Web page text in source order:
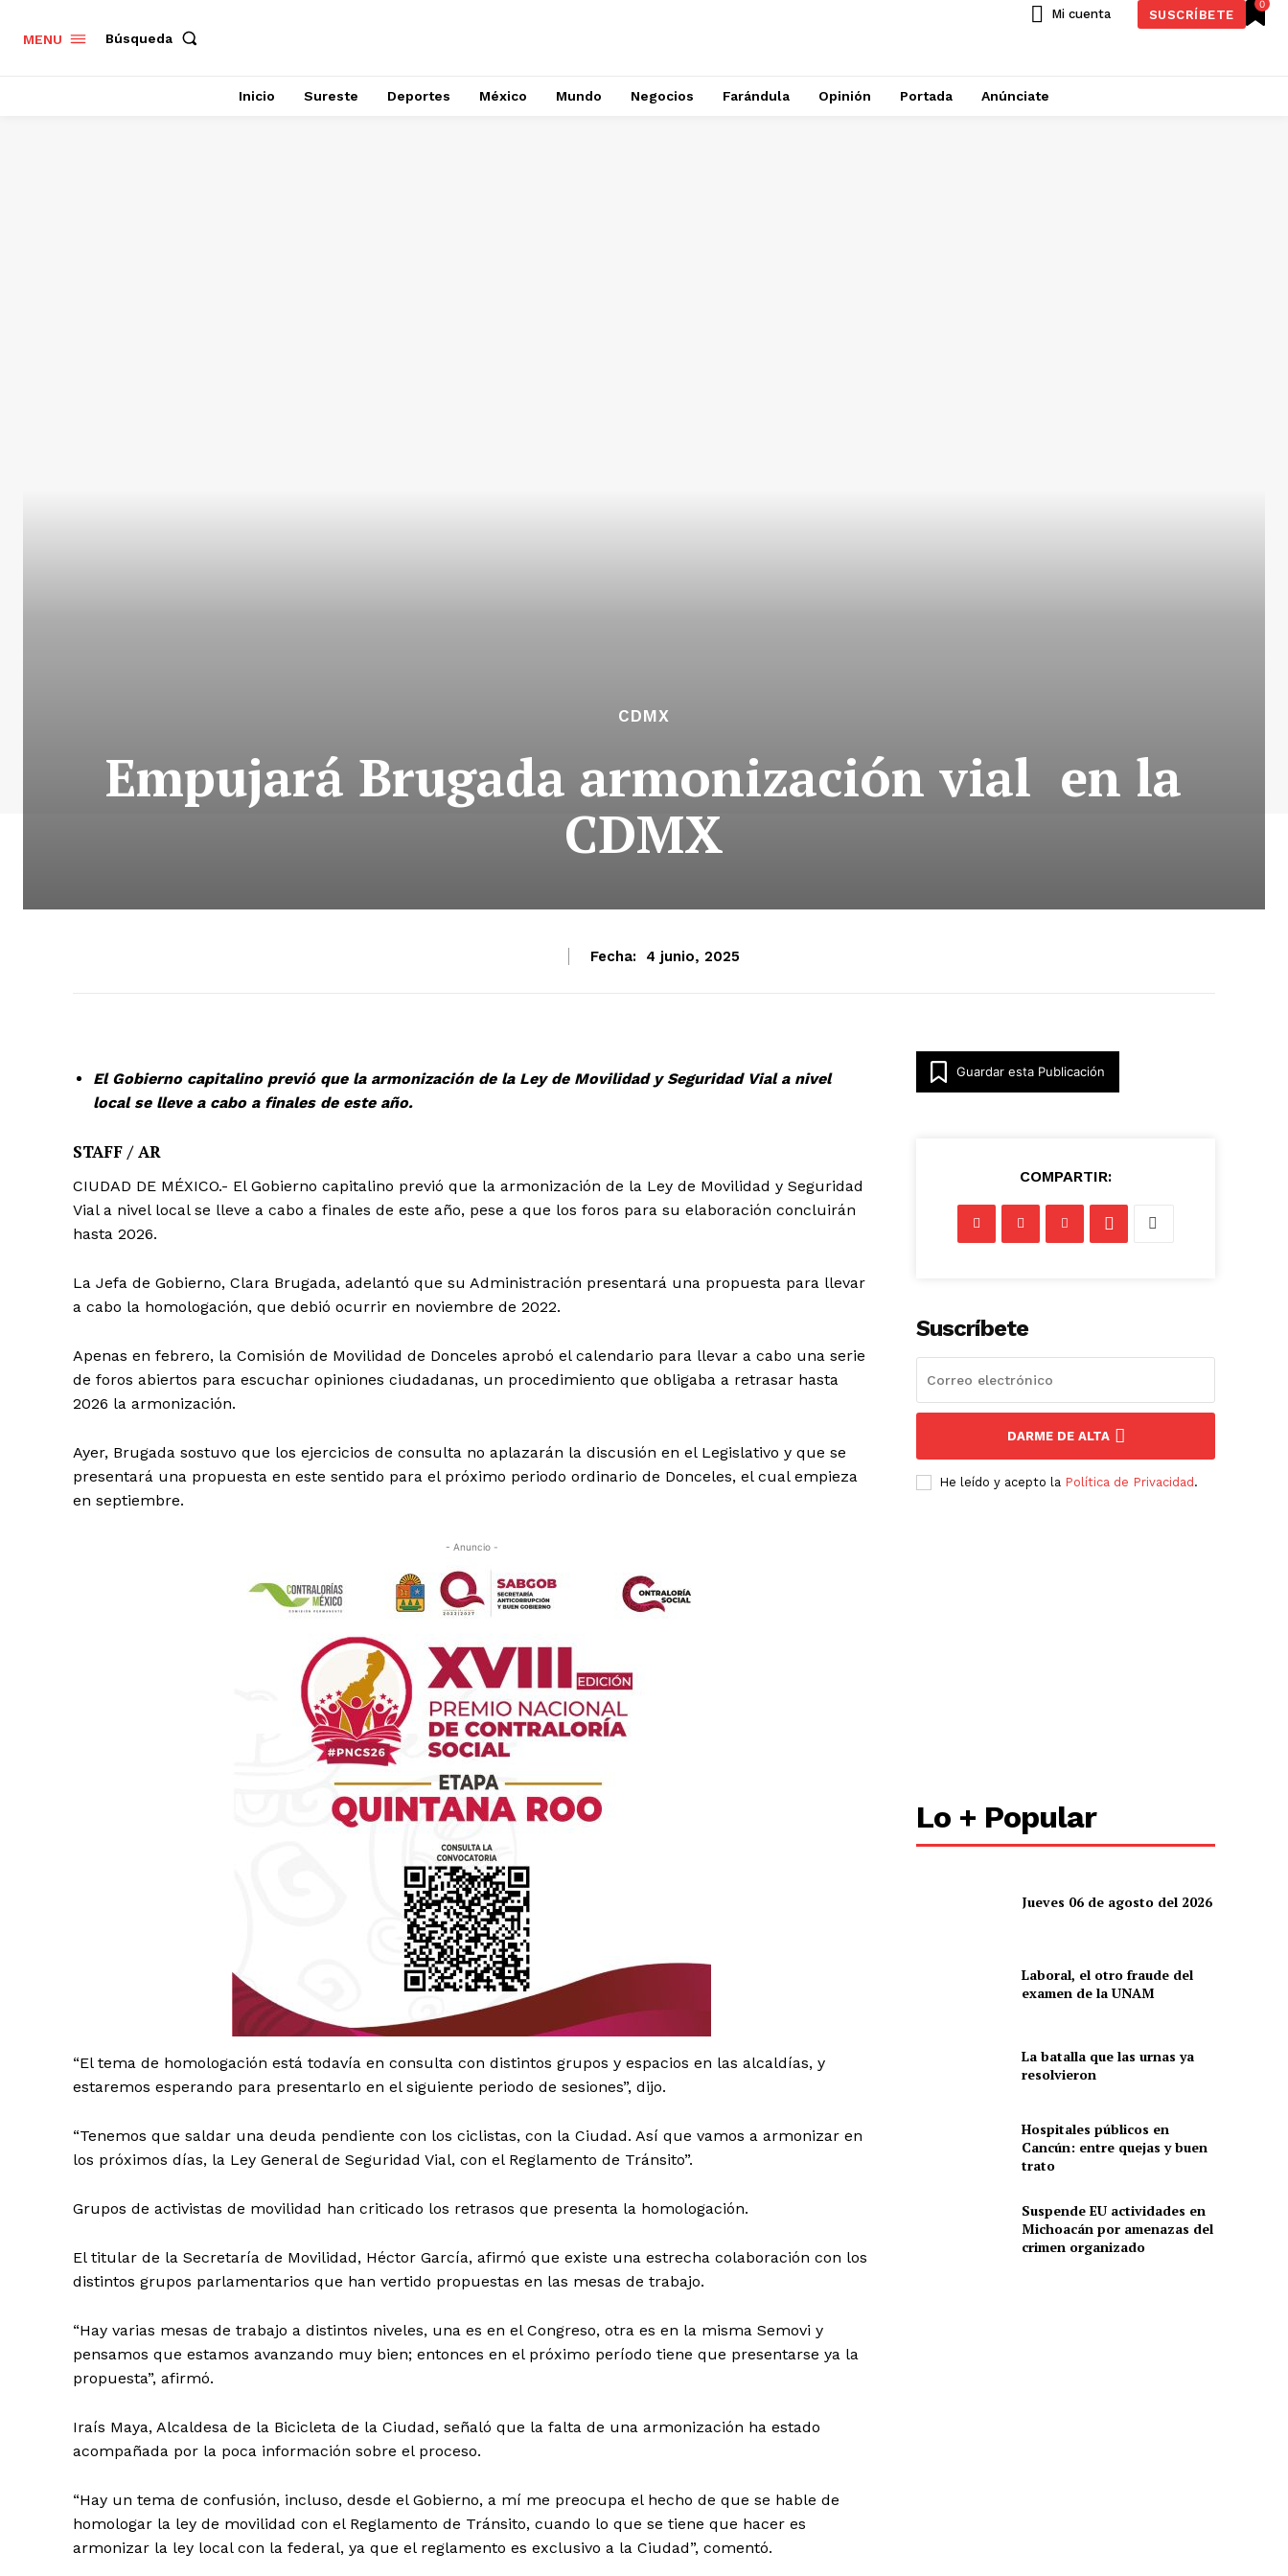
MENU Búsqueda
0
Mi cuenta SUSCRÍBETE
Inicio Sureste Deportes México Mundo Negocios Farándula Opinión Portada Anúnciate
CDMX
Empujará Brugada armonización vial en la
CDMX
Fecha: 4 junio, 2025
El Gobierno capitalino previó que la armonización de la Ley de Movilidad y Seguridad Vial a nivel
local se lleve a cabo a finales de este año.
STAFF / AR
CIUDAD DE MÉXICO.- El Gobierno capitalino previó que la armonización de la Ley de Movilidad y Seguridad
Vial a nivel local se lleve a cabo a finales de este año, pese a que los foros para su elaboración concluirán
hasta 2026.
La Jefa de Gobierno, Clara Brugada, adelantó que su Administración presentará una propuesta para llevar
a cabo la homologación, que debió ocurrir en noviembre de 2022.
Apenas en febrero, la Comisión de Movilidad de Donceles aprobó el calendario para llevar a cabo una serie
de foros abiertos para escuchar opiniones ciudadanas, un procedimiento que obligaba a retrasar hasta
2026 la armonización.
Ayer, Brugada sostuvo que los ejercicios de consulta no aplazarán la discusión en el Legislativo y que se
presentará una propuesta en este sentido para el próximo periodo ordinario de Donceles, el cual empieza
en septiembre.
- Anuncio -
“El tema de homologación está todavía en consulta con distintos grupos y espacios en las alcaldías, y
estaremos esperando para presentarlo en el siguiente periodo de sesiones”, dijo.
“Tenemos que saldar una deuda pendiente con los ciclistas, con la Ciudad. Así que vamos a armonizar en
los próximos días, la Ley General de Seguridad Vial, con el Reglamento de Tránsito”.
Grupos de activistas de movilidad han criticado los retrasos que presenta la homologación.
El titular de la Secretaría de Movilidad, Héctor García, afirmó que existe una estrecha colaboración con los
distintos grupos parlamentarios que han vertido propuestas en las mesas de trabajo.
“Hay varias mesas de trabajo a distintos niveles, una es en el Congreso, otra es en la misma Semovi y
pensamos que estamos avanzando muy bien; entonces en el próximo período tiene que presentarse ya la
propuesta”, afirmó.
Iraís Maya, Alcaldesa de la Bicicleta de la Ciudad, señaló que la falta de una armonización ha estado
acompañada por la poca información sobre el proceso.
“Hay un tema de confusión, incluso, desde el Gobierno, a mí me preocupa el hecho de que se hable de
homologar la ley de movilidad con el Reglamento de Tránsito, cuando lo que se tiene que hacer es
armonizar la ley local con la federal, ya que el reglamento es exclusivo a la Ciudad”, comentó.
Guardar esta Publicación
COMPARTIR:
Suscríbete
DARME DE ALTA
He leído y acepto la Política de Privacidad.
Lo + Popular
Jueves 06 de agosto del 2026
Laboral, el otro fraude del
examen de la UNAM
La batalla que las urnas ya
resolvieron
Hospitales públicos en
Cancún: entre quejas y buen
trato
Suspende EU actividades en
Michoacán por amenazas del
crimen organizado